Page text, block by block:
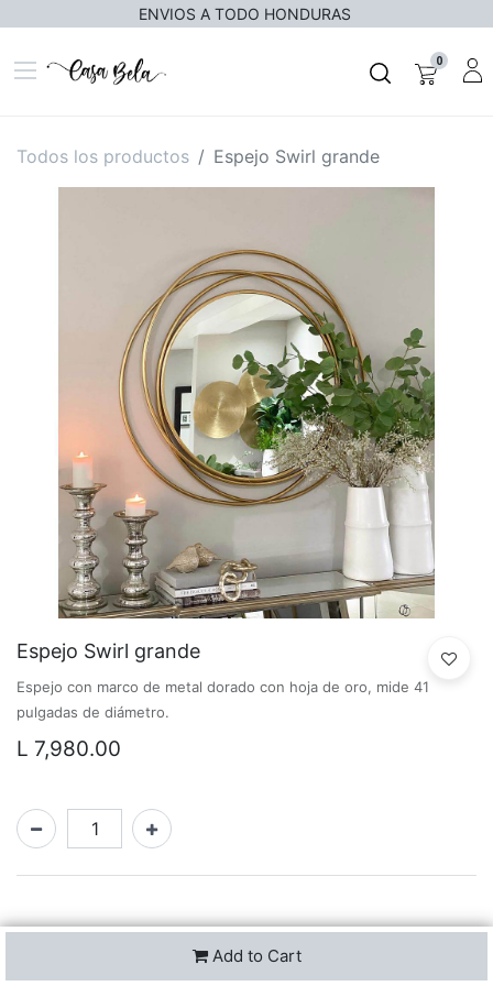
ENVIOS A TODO HONDURAS
0
Todos los productos Espejo Swirl grande
Espejo Swirl grande
Espejo con marco de metal dorado con hoja de oro, mide 41
pulgadas de diámetro.
L 7,980.00
Add to Cart